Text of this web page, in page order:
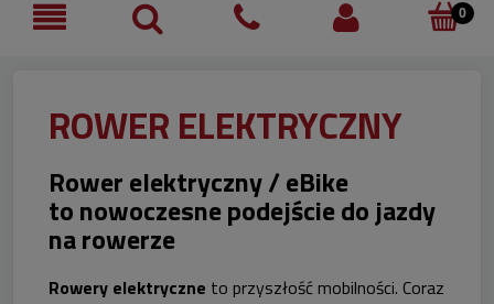
ROWER ELEKTRYCZNY
Rower elektryczny / eBike
tonowoczesne podejście do jazdy
na rowerze
Rowery elektryczne to przyszłość mobilności. Coraz